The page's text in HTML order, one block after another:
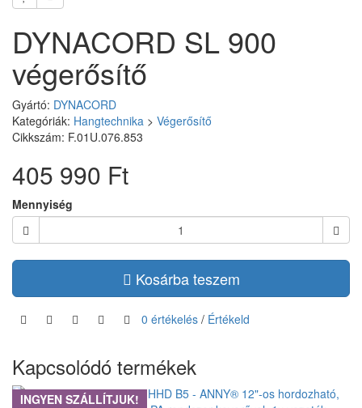
DYNACORD SL 900
végerősítő
Gyártó: DYNACORD
Kategóriák: Hangtechnika > Végerősítő
Cikkszám: F.01U.076.853
405 990 Ft
Mennyiség
Kosárba teszem
0 értékelés / Értékeld
Kapcsolódó termékek
INGYEN SZÁLLÍTJUK!